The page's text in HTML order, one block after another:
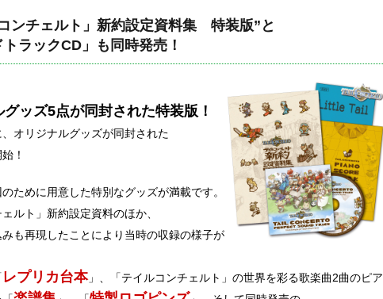
ンチェルト」新約設定資料集 特装版”と
トラックCD」も同時発売！
ッズ5点が同封された特装版！
オリジナルグッズが同封された
！
ために用意した特別なグッズが満載です。
ェルト」新約設定資料のほか、
も再現したことにより当時の収録の様子が
レプリカ台本」、「テイルコンチェルト」の世界を彩る歌楽曲2曲のピア